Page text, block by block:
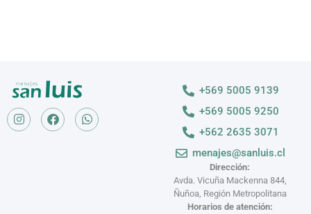
Dirección:
Avda. Vicuña Mackenna 844,
Ñuñoa, Región Metropolitana
Horarios de atención:
+569 5005 9139
+569 5005 9250
+562 2635 3071
menajes@sanluis.cl